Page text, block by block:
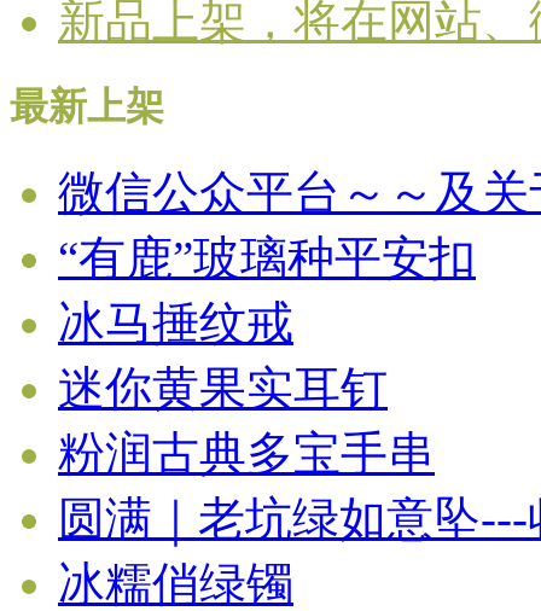
新品上架，将在网站
最新上架
微信公众平台～～及
“有鹿”玻璃种平安扣
冰马捶纹戒
迷你黄果实耳钉
粉润古典多宝手串
圆满｜老坑绿如意坠
冰糯俏绿镯